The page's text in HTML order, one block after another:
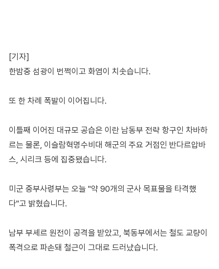
[기자]
한밤중 섬광이 번쩍이고 화염이 치솟습니다.
또 한 차례 폭발이 이어집니다.
이틀째 이어진 대규모 공습은 이란 남동부 전략 항구인 차바하
르는 물론, 이슬람혁명수비대 해군의 주요 거점인 반다르압바
스, 시리크 등에 집중됐습니다.
미군 중부사령부는 오늘 "약 90개의 군사 목표물을 타격했
다"고 밝혔습니다.
남부 부셰르 원전이 공격을 받았고, 북동부에서는 철도 교량이
폭격으로 파손돼 철근이 그대로 드러났습니다.